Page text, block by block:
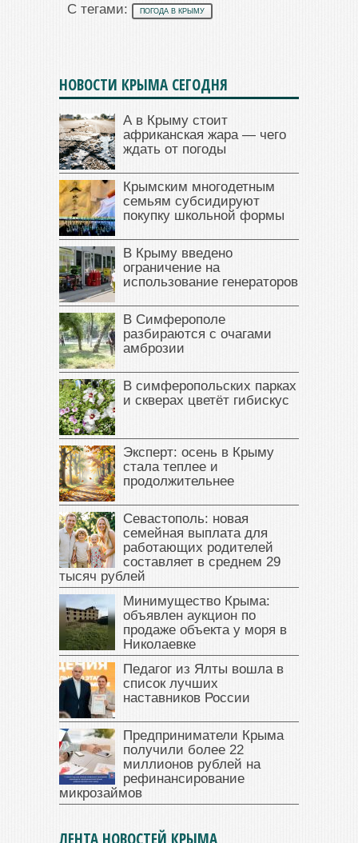
С тегами: ПОГОДА В КРЫМУ
НОВОСТИ КРЫМА СЕГОДНЯ
А в Крыму стоит
африканская жара — чего
ждать от погоды
Крымским многодетным
семьям субсидируют
покупку школьной формы
В Крыму введено
ограничение на
использование генераторов
В Симферополе
разбираются с очагами
амброзии
В симферопольских парках
и скверах цветёт гибискус
Эксперт: осень в Крыму
стала теплее и
продолжительнее
Севастополь: новая
семейная выплата для
работающих родителей
составляет в среднем 29
тысяч рублей
Минимущество Крыма:
объявлен аукцион по
продаже объекта у моря в
Николаевке
Педагог из Ялты вошла в
список лучших
наставников России
Предприниматели Крыма
получили более 22
миллионов рублей на
рефинансирование
микрозаймов